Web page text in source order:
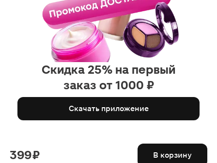
Скидка 25% на первый
заказ от 1000 ₽
Скачать приложение
399 ₽ В корзину